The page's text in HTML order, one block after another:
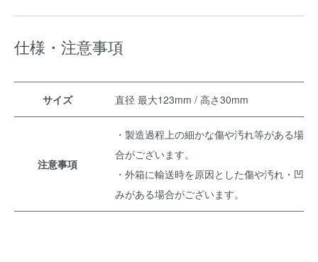
仕様・注意事項
サイズ 直径 最大123mm / 高さ30mm
注意事項
・製造過程上の細かな傷や汚れ等がある場
合がございます。
・外箱に輸送時を原因とした傷や汚れ・凹
みがある場合がございます。